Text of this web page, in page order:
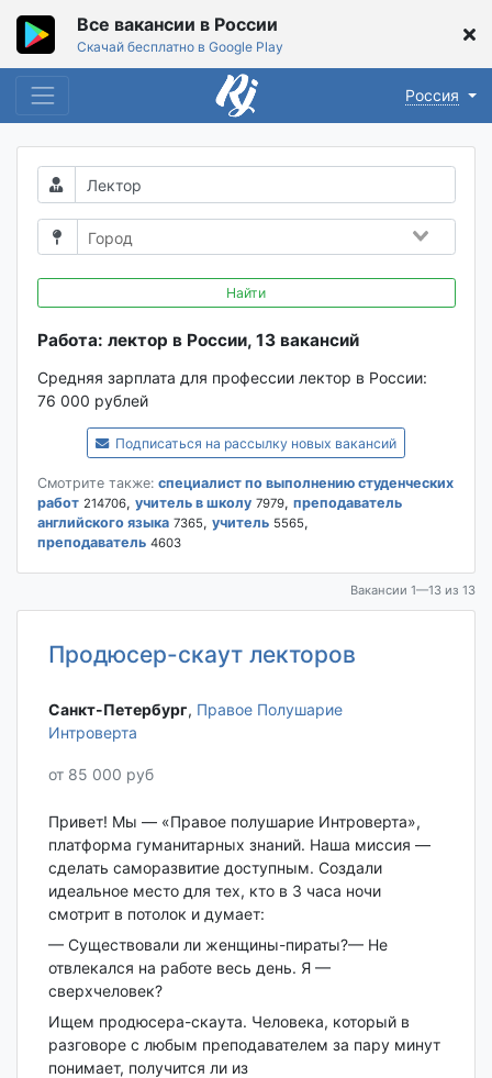
Все вакансии в России
Скачай бесплатно в Google Play
Россия
Найти
Работа: лектор в России, 13 вакансий
Средняя зарплата для профессии лектор в России:
76 000 рублей
Подписаться на рассылку новых вакансий
Смотрите также: специалист по выполнению студенческих
работ 214706, учитель в школу 7979, преподаватель
английского языка 7365, учитель 5565,
преподаватель 4603
Вакансии 1—13 из 13
Продюсер-скаут лекторов
Санкт-Петербург‎, Правое Полушарие
Интроверта
от 85 000 руб
Привет! Мы — «Правое полушарие Интроверта»,
платформа гуманитарных знаний. Наша миссия —
сделать саморазвитие доступным. Создали
идеальное место для тех, кто в 3 часа ночи
смотрит в потолок и думает:
— Существовали ли женщины-пираты?— Не
отвлекался на работе весь день. Я —
сверхчеловек?
Ищем продюсера-скаута. Человека, который в
разговоре с любым преподавателем за пару минут
понимает, получится ли из